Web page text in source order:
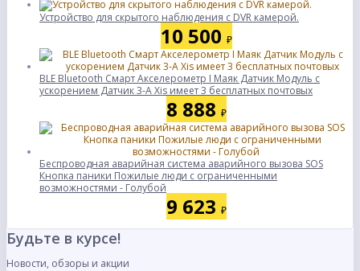
Устройство для скрытого наблюдения с DVR камерой.
10 500 ₽
BLE Bluetooth Смарт Акселерометр I Маяк Датчик Модуль с
ускорением Датчик 3-A Xis имеет 3 бесплатных почтовых
8 888 ₽
Беспроводная аварийная система аварийного вызова SOS
Кнопка паники Пожилые люди с ограниченными
возможностями - Голубой
9 623 ₽
Будьте в курсе!
Новости, обзоры и акции